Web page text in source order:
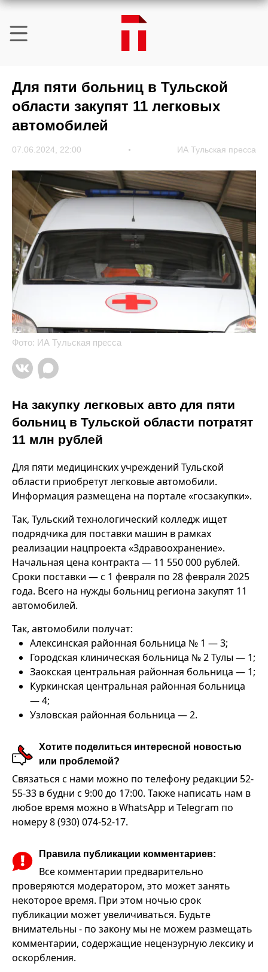
Для пяти больниц в Тульской
области закупят 11 легковых
автомобилей
07.06.2024, 22:00 ИА Тульская пресса
Фото: ИА Тульская пресса
На закупку легковых авто для пяти
больниц в Тульской области потратят
11 млн рублей
Для пяти медицинских учреждений Тульской
области приобретут легковые автомобили.
Информация размещена на портале «госзакупки».
Так, Тульский технологический колледж ищет
подрядчика для поставки машин в рамках
реализации нацпроекта «Здравоохранение».
Начальная цена контракта — 11 550 000 рублей.
Сроки поставки — с 1 февраля по 28 февраля 2025
года. Всего на нужды больниц региона закупят 11
автомобилей.
Так, автомобили получат:
Алексинская районная больница № 1 — 3;
Городская клиническая больница № 2 Тулы — 1;
Заокская центральная районная больница — 1;
Куркинская центральная районная больница
— 4;
Узловская районная больница — 2.
Хотите поделиться интересной новостью
или проблемой?
Связаться с нами можно по телефону редакции 52-
55-33 в будни с 9:00 до 17:00. Также написать нам в
любое время можно в WhatsApp и Telegram по
номеру 8 (930) 074-52-17.
Правила публикации комментариев:
Все комментарии предварительно
проверяются модератором, это может занять
некоторое время. При этом ночью срок
публикации может увеличиваться. Будьте
внимательны - по закону мы не можем размещать
комментарии, содержащие нецензурную лексику и
оскорбления.